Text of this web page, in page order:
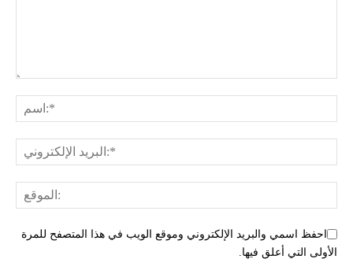
احفظ اسمي والبريد الإلكتروني وموقع الويب في هذا المتصفح للمرة
الأولى التي أعلق فيها.